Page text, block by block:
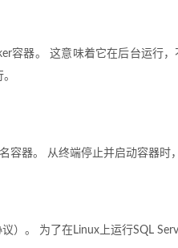
容器。 这意味着它在后台运行
容器。 从终端停止并启动容器时
）。 为了在Linux上运行SQL